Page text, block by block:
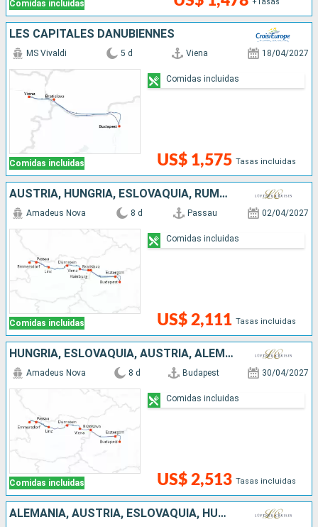
Comidas incluidas +Tasas
LES CAPITALES DANUBIENNES
Comidas incluidas
MS Vivaldi 5 d Viena 18/04/2027
US$ 1,575 Tasas incluidas
Comidas incluidas
AUSTRIA, HUNGRÍA, ESLOVAQUIA, RUMANIA, ALEMANIA
Comidas incluidas
Amadeus Nova 8 d Passau 02/04/2027
US$ 2,111 Tasas incluidas
Comidas incluidas
HUNGRÍA, ESLOVAQUIA, AUSTRIA, ALEMANIA
Comidas incluidas
Amadeus Nova 8 d Budapest 30/04/2027
US$ 2,513 Tasas incluidas
Comidas incluidas
ALEMANIA, AUSTRIA, ESLOVAQUIA, HUNGRÍA